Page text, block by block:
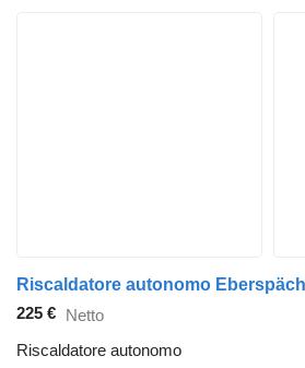
225 € Netto
Riscaldatore autonomo